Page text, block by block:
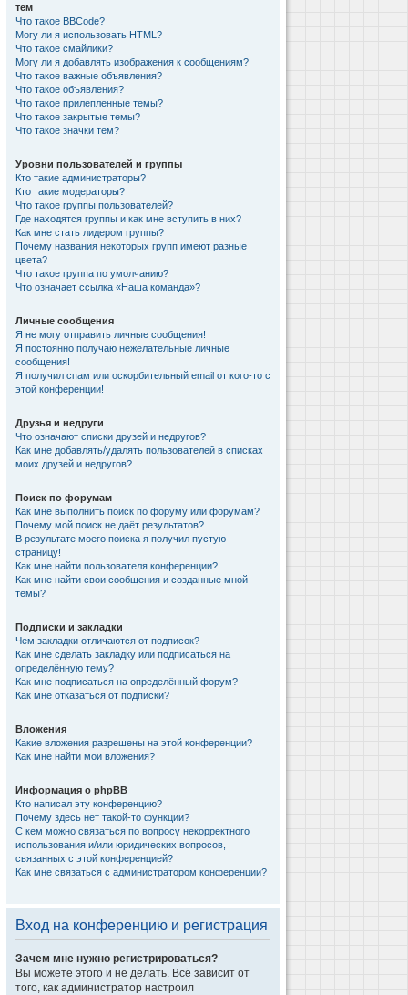
тем
Что такое BBCode?
Могу ли я использовать HTML?
Что такое смайлики?
Могу ли я добавлять изображения к сообщениям?
Что такое важные объявления?
Что такое объявления?
Что такое прилепленные темы?
Что такое закрытые темы?
Что такое значки тем?
Уровни пользователей и группы
Кто такие администраторы?
Кто такие модераторы?
Что такое группы пользователей?
Где находятся группы и как мне вступить в них?
Как мне стать лидером группы?
Почему названия некоторых групп имеют разные
цвета?
Что такое группа по умолчанию?
Что означает ссылка «Наша команда»?
Личные сообщения
Я не могу отправить личные сообщения!
Я постоянно получаю нежелательные личные
сообщения!
Я получил спам или оскорбительный email от кого-то с
этой конференции!
Друзья и недруги
Что означают списки друзей и недругов?
Как мне добавлять/удалять пользователей в списках
моих друзей и недругов?
Поиск по форумам
Как мне выполнить поиск по форуму или форумам?
Почему мой поиск не даёт результатов?
В результате моего поиска я получил пустую
страницу!
Как мне найти пользователя конференции?
Как мне найти свои сообщения и созданные мной
темы?
Подписки и закладки
Чем закладки отличаются от подписок?
Как мне сделать закладку или подписаться на
определённую тему?
Как мне подписаться на определённый форум?
Как мне отказаться от подписки?
Вложения
Какие вложения разрешены на этой конференции?
Как мне найти мои вложения?
Информация о phpBB
Кто написал эту конференцию?
Почему здесь нет такой-то функции?
С кем можно связаться по вопросу некорректного
использования и/или юридических вопросов,
связанных с этой конференцией?
Как мне связаться с администратором конференции?
Вход на конференцию и регистрация
Зачем мне нужно регистрироваться?
Вы можете этого и не делать. Всё зависит от
того, как администратор настроил